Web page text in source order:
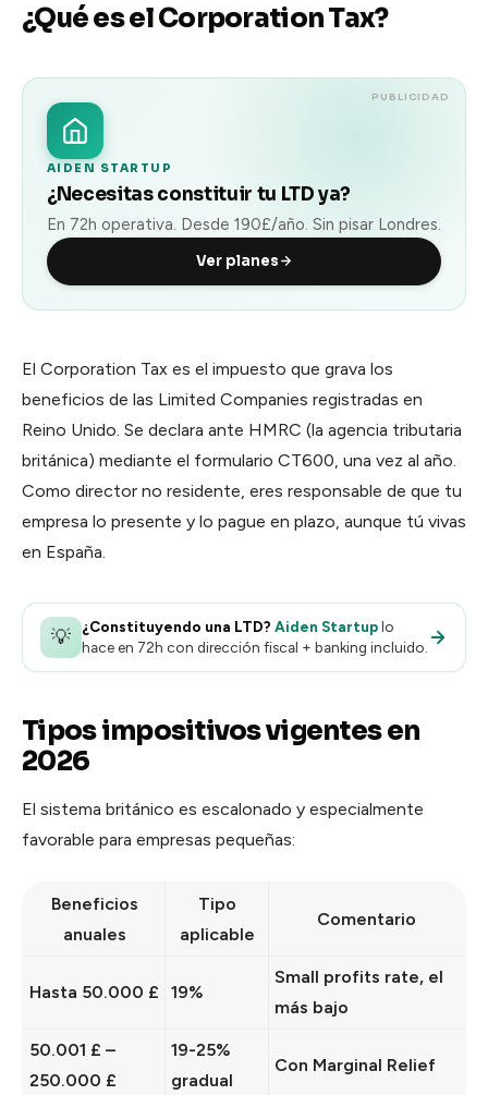
Pay
Cobros y facturación
¿Qué es el Corporation Tax?
PUBLICIDAD
AIDEN STARTUP
¿Necesitas constituir tu LTD ya?
En 72h operativa. Desde 190£/año. Sin pisar Londres.
Ver planes
El Corporation Tax es el impuesto que grava los
beneficios de las Limited Companies registradas en
Reino Unido. Se declara ante HMRC (la agencia tributaria
británica) mediante el formulario CT600, una vez al año.
Como director no residente, eres responsable de que tu
empresa lo presente y lo pague en plazo, aunque tú vivas
en España.
💡 ¿Constituyendo una LTD? Aiden Startuplo
hace en 72h con dirección fiscal + banking incluido.
Tipos impositivos vigentes en
2026
El sistema británico es escalonado y especialmente
favorable para empresas pequeñas:
Beneficios
anuales
Tipo
aplicable
Comentario
Hasta 50.000 £ 19%
Small profits rate, el
más bajo
50.001 £ –
250.000 £
19-25%
gradual
Con Marginal Relief